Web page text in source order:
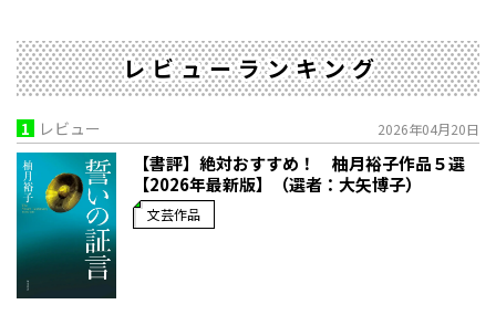
レビューランキング
1 レビュー 2026年04月20日
【書評】絶対おすすめ！ 柚月裕子作品５選
【2026年最新版】（選者：大矢博子）
文芸作品